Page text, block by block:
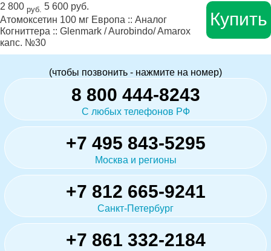
2 800 руб. 5 600 руб.
Атомоксетин 100 мг Европа :: Аналог
Когниттера :: Glenmark / Aurobindo/ Amarox
капс. №30
Купить
(чтобы позвонить - нажмите на номер)
8 800 444-8243
С любых телефонов РФ
+7 495 843-5295
Москва и регионы
+7 812 665-9241
Санкт-Петербург
+7 861 332-2184